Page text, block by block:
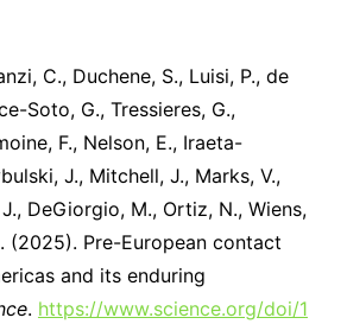
C., Duchene, S., Luisi, P., de
Soto, G., Tressieres, G.,
F., Nelson, E., Iraeta-
J., Mitchell, J., Marks, V.,
DeGiorgio, M., Ortiz, N., Wiens,
(2025). Pre-European contact
and its enduring
. https://www.science.org/doi/1